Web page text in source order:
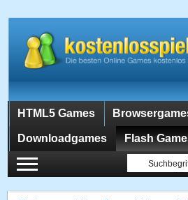
HTML5 Games
Downloadgames Flash